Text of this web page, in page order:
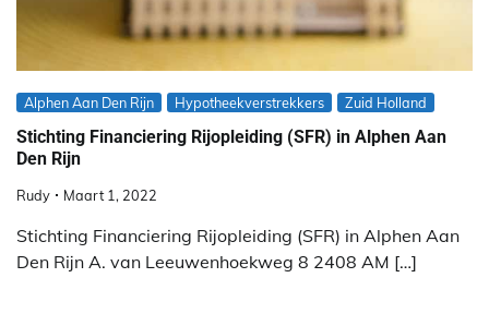
Alphen Aan Den Rijn Hypotheekverstrekkers Zuid Holland
Stichting Financiering Rijopleiding (SFR) in Alphen Aan
Den Rijn
Rudy Maart 1, 2022
Stichting Financiering Rijopleiding (SFR) in Alphen Aan
Den Rijn A. van Leeuwenhoekweg 8 2408 AM […]